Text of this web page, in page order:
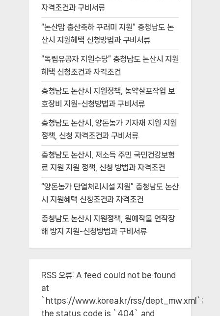
자격조건과 구비서류
“논산맘 출산축하 꾸러미 지원” 충청남도 논
산시 지원혜택 신청방법과 구비서류
“독립유공자 지원수당” 충청남도 논산시 지원
혜택 신청조건과 자격조건
충청남도 논산시 지원정책, 농약살포작업 보
호장비 지원-신청방법과 구비서류
충청남도 논산시, 양돈농가 기자재 지원 지원
정책, 신청 자격조건과 구비서류
충청남도 논산시, 저소득 주민 국민건강보험
료 지원 지원 정책, 신청 방법과 자격조건
“양돈농가 단열처리시설 지원” 충청남도 논산
시 지원혜택 신청조건과 자격조건
충청남도 논산시 지원정책, 원예작물 연작장
해 방지 지원-신청방법과 구비서류
RSS 오류: A feed could not be found
at
`https://www.korea.kr/rss/dept_mw.xml`;
the status code is `404` and